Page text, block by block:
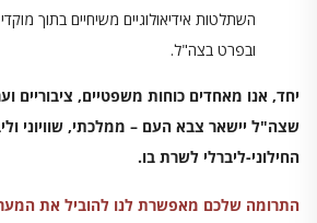
השתלטות אידיאולוגיים משיחיים בתוך
ובפרט בצה"ל.
יחד, אנו מאחדים כוחות משפטיים, ציבוריים
שצה"ל יישאר צבא העם – ממלכתי, שוויוני
החילוני-ליברלי לשרת בו.
התרומה שלכם מאפשרת לנו להוביל את